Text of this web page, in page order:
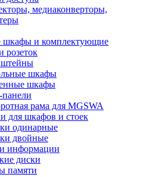
медиаконверторы,
шкафы и комплектующие
розеток
шкафы
шкафы
рама для MGSWA
для шкафов и стоек
одинарные
двойные
информации
диски
памяти